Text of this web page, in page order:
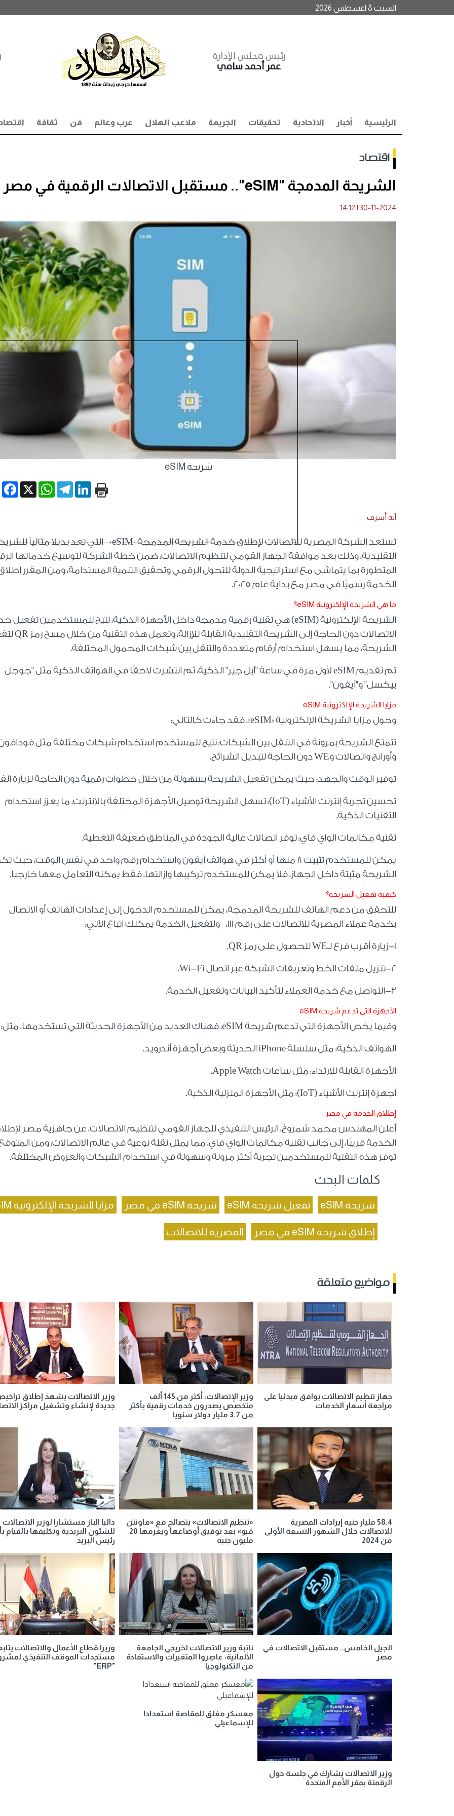
السبت 8 اغسطس 2026
رئيس مجلس الإدارة
عمر أحمد سامي
الرئيسية أخبار الاتحادية تحقيقات الجريمة ملاعب الهلال عرب وعالم فن ثقافة
اقتصاد
الشريحة المدمجة "eSIM".. مستقبل الاتصالات الرقمية في مصر
30-11-2024
|
14:12
شريحة eSIM
X
WhatsApp
TelegramLinkedIn
آية أشرف
تستعد الشركة المصرية للاتصالات لإطلاق خدمة الشريحة المدمجة «eSIM «التي تعد بديلا مثالياً
التقليدية، وذلك بعد موافقة الجهاز القومي لتنظيم الاتصالات، ضمن خطة الشركة لتوسيع خدماتها
المتطورة بما يتماشى مع استراتيجية الدولة للتحول الرقمي وتحقيق التنمية المستدامة، ومن المقرر
الخدمة رسميًا في مصر مع بداية عام 2025.
ما هي الشريحة الإلكترونية eSIM؟
الشريحة الإلكترونية (eSIM) هي تقنية رقمية مدمجة داخل الأجهزة الذكية، تتيح للمستخدمين تفعيل
الاتصالات دون الحاجة إلى الشريحة التقليدية القابلة للإزالة، وتعمل هذه التقنية من خلال مسح رمز QR
الشريحة، مما يسهل استخدام أرقام متعددة والتنقل بين شبكات المحمول المختلفة.
تم تقديمeSIMلأول مرة في ساعة "آبل جير" الذكية، ثم انتشرت لاحقًا في الهواتف الذكية مثل "جوجل
بيكسل" و"آيفون".
مزايا الشريحة الإلكترونية eSIM
وحول مزايا الشريكة الإلكترونية ««eSIM، فقد جاءت كالتالي:
تتمتع الشريحة بمرونة في التنقل بين الشبكات: تتيح للمستخدم استخدام شبكات مختلفة مثل
وأورانج واتصالات وWEدون الحاجة لتبديل الشرائح.
توفير الوقت والجهد: حيث يمكن تفعيل الشريحة بسهولة من خلال خطوات رقمية دون الحاجة لزيارة
تحسين تجربة إنترنت الأشياء (IoT): تسهل الشريحة توصيل الأجهزة المختلفة بالإنترنت، ما يعزز استخدام
التقنيات الذكية.
تقنية مكالمات الواي فاي: توفر اتصالات عالية الجودة في المناطق ضعيفة التغطية.
يمكن للمستخدم تثبيت 8 منها أو أكثر في هواتف آيفون واستخدام رقم واحد في نفس الوقت، حيث
الشريحة مثبتة داخل الجهاز، فلا يمكن للمستخدم تركيبها وإزالتها، فقط يمكنه التعامل معها خارجيا.
كيفية تفعيل الشريحة؟
للتحقق من دعم الهاتف للشريحة المدمجة، يمكن للمستخدم الدخول إلى إعدادات الهاتف أو الاتصال
بخدمة عملاء المصرية للاتصالات على رقم 111، ولتفعيل الخدمة يمكنك اتباع الآتي:
1-زيارة أقرب فرع لـ WEللحصول على رمز QR
.
2-تنزيل ملفات الخط وتعريفات الشبكة عبر اتصال Wi-Fi
.
3-التواصل مع خدمة العملاء لتأكيد البيانات وتفعيل الخدمة.
الأجهزة التي تدعم شريحة eSIM
وفيما يخص الأجهزة التي تدعم شريحةeSIM، فهناك العديد من الأجهزة الحديثة التي تستخدمها، مثل:
الهواتف الذكية: مثل سلسلةiPhoneالحديثة وبعض أجهزة أندرويد.
الأجهزة القابلة للارتداء: مثل ساعاتApple Watch
.
أجهزة إنترنت الأشياء (IoT): مثل الأجهزة المنزلية الذكية.
إطلاق الخدمة في مصر
أعلن المهندس محمد شمروخ، الرئيس التنفيذي للجهاز القومي لتنظيم الاتصالات، عن جاهزية مصر
الخدمة قريبًا، إلى جانب تقنية مكالمات الواي فاي، مما يمثل نقلة نوعية في عالم الاتصالات، ومن
توفر هذه التقنية للمستخدمين تجربة أكثر مرونة وسهولة في استخدام الشبكات والعروض المختلفة.
كلمات البحث
شريحة eSIM تفعيل شريحة eSIM شريحة eSIM في مصر مزايا الشريحة الإلكترونية eSIM
إطلاق شريحة eSIM في مصر المصرية للاتصالات
مواضيع متعلقة
جهاز تنظيم الاتصالات يوافق مبدئيا على
مراجعة أسعار الخدمات
وزير الإتصالات: أكثر من 145 ألف
متخصص يصدرون خدمات رقمية بأكثر
من 3.7 مليار دولار سنويا
وزير الاتصالات يشهد إطلاق
جديدة لإنشاء وتشغيل مراكز
58.4 مليار جنيه إيرادات المصرية
للاتصالات خلال الشهور التسعة الأولى
من 2024
«تنظيم الاتصالات» يتصالح مع «ماونتن
ڤيو» بعد توفيق أوضاعها ويغرمها 20
مليون جنيه
داليا الباز مستشارا لوزير الاتصالات
للشئون البريدية وتكليفها بالقيام
رئيس البريد
الجيل الخامس.. مستقبل الاتصالات في
مصر
نائبة وزير الاتصالات لخريجي الجامعة
الألمانية: عاصِروا المتغيرات والاستفادة
من التكنولوجيا
وزيرا قطاع الأعمال والاتصالات
مستجدات الموقف التنفيذي
"ERP"
وزير الاتصالات يشارك في جلسة حول
الرقمنة بمقر الأمم المتحدة
معسكر مغلق للمقاصة استعدادا
للإسماعيلي